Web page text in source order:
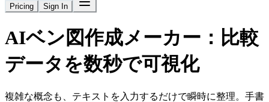
Pricing Sign In
AIベン図作成メーカー：比較
データを数秒で可視化
複雑な概念も、テキストを入力するだけで瞬時に整理。手書